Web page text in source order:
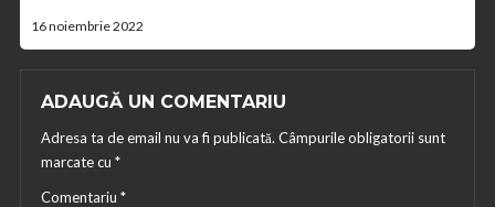
16 noiembrie 2022
ADAUGĂ UN COMENTARIU
Adresa ta de email nu va fi publicată. Câmpurile obligatorii sunt
marcate cu *
Comentariu *